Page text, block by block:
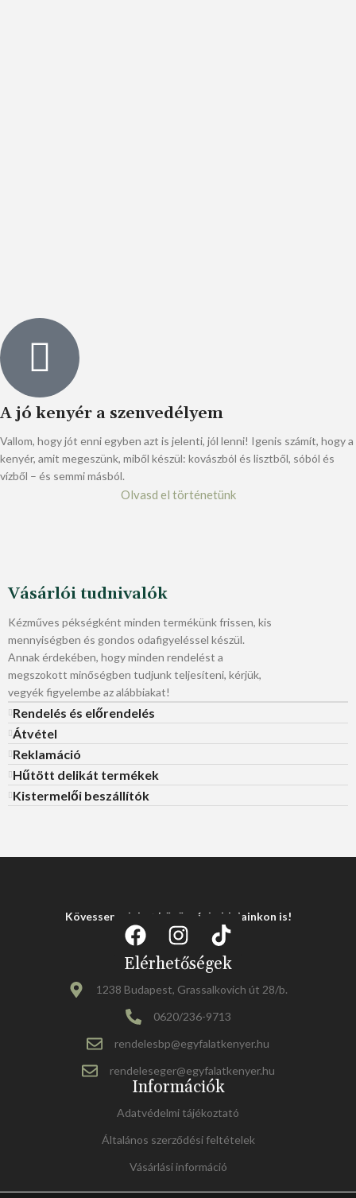
A jó kenyér a szenvedélyem
Vallom, hogy jót enni egyben azt is jelenti, jól lenni! Igenis számít, hogy a
kenyér, amit megeszünk, miből készül: kovászból és lisztből, sóból és
vízből – és semmi másból.
Olvasd el történetünk
Vásárlói tudnivalók
Kézműves pékségként minden termékünk frissen, kis
mennyiségben és gondos odafigyeléssel készül.
Annak érdekében, hogy minden rendelést a
megszokott minőségben tudjunk teljesíteni, kérjük,
vegyék figyelembe az alábbiakat!
Rendelés és előrendelés
Átvétel
Reklamáció
Hűtött delikát termékek
Kistermelői beszállítók
Kövessen minket közösségi oldalainkon is!
Elérhetőségek
1238 Budapest, Grassalkovich út 28/b.
0620/236-9713
rendelesbp@egyfalatkenyer.hu
rendeleseger@egyfalatkenyer.hu
Információk
Adatvédelmi tájékoztató
Általános szerződési feltételek
Vásárlási információ